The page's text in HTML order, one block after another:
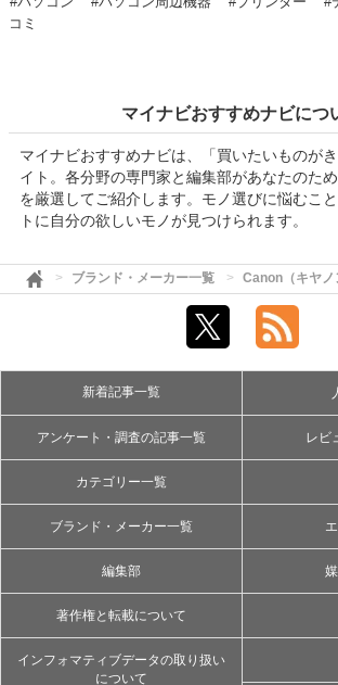
コミ
マイナビおすすめナビにつ
マイナビおすすめナビは、「買いたいものが
イト。各分野の専門家と編集部があなたのた
を厳選してご紹介します。モノ選びに悩むこ
トに自分の欲しいモノが見つけられます。
ブランド・メーカー一覧 Canon（キヤノ
新着記事一覧
アンケート・調査の記事一覧 レビ
カテゴリー一覧
ブランド・メーカー一覧
編集部
著作権と転載について
インフォマティブデータの取り扱い
について